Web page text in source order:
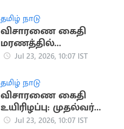
தமிழ் நாடு
விசாரணை கைதி
மரணத்தில்
திருப்புமுனை:
வீடியோ
Jul 23, 2026, 10:07 IST
தமிழ் நாடு
விசாரணை கைதி
உயிரிழப்பு: முதல்வர்
அமைதி காப்பதாக
Jul 23, 2026, 10:07 IST